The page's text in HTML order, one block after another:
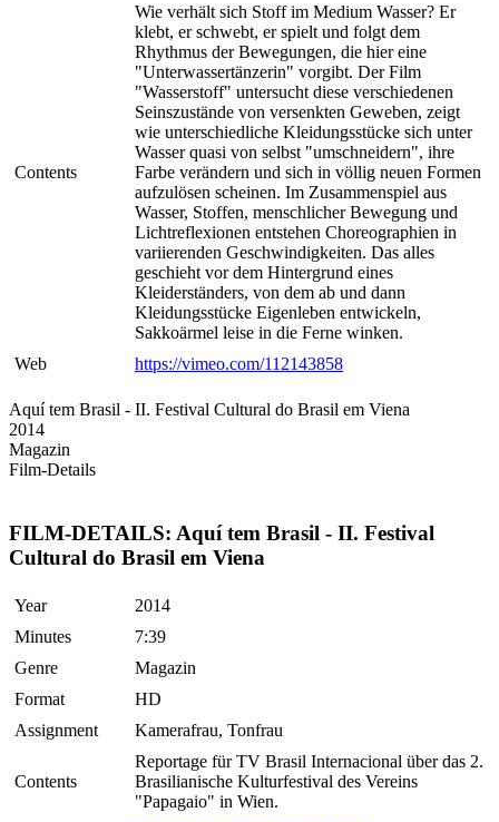
Contents
Wie verhält sich Stoff im Medium Wasser? Er
klebt, er schwebt, er spielt und folgt dem
Rhythmus der Bewegungen, die hier eine
"Unterwassertänzerin" vorgibt. Der Film
"Wasserstoff" untersucht diese verschiedenen
Seinszustände von versenkten Geweben, zeigt
wie unterschiedliche Kleidungsstücke sich unter
Wasser quasi von selbst "umschneidern", ihre
Farbe verändern und sich in völlig neuen Formen
aufzulösen scheinen. Im Zusammenspiel aus
Wasser, Stoffen, menschlicher Bewegung und
Lichtreflexionen entstehen Choreographien in
variierenden Geschwindigkeiten. Das alles
geschieht vor dem Hintergrund eines
Kleiderständers, von dem ab und dann
Kleidungsstücke Eigenleben entwickeln,
Sakkoärmel leise in die Ferne winken.
Web
https://vimeo.com/112143858
Aquí tem Brasil - II. Festival Cultural do Brasil em Viena
2014
Magazin
Film-Details
FILM-DETAILS: Aquí tem Brasil - II. Festival
Cultural do Brasil em Viena
Year
2014
Minutes
7:39
Genre
Magazin
Format
HD
Assignment
Kamerafrau, Tonfrau
Contents
Reportage für TV Brasil Internacional über das 2.
Brasilianische Kulturfestival des Vereins
"Papagaio" in Wien.